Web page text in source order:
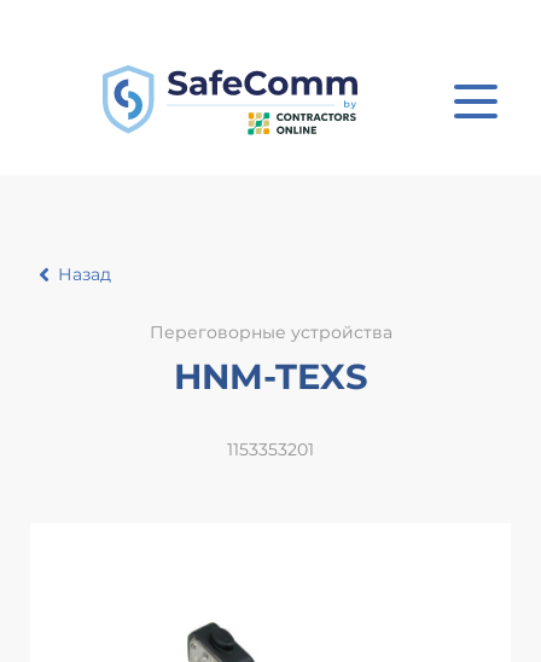
Назад
Переговорные устройства
HNM-TEXS
1153353201